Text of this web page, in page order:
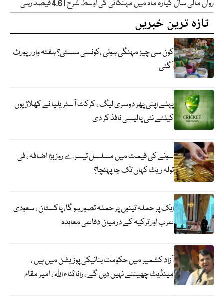
رواں مالی سال گیارہ ماہ میں مہنگائی کی اوسطً شرح 4.61 فیصد رہی
تازہ ترین خبریں
کون سی چیز مہنگی ہوئی ،کونسی سستی؟ ہفتہ وار رپورٹ
آگئی
پہلے اپنی پھر دوسری لیگ ، کرکٹ آسٹریلیا نے کھلاڑیوں
کیلئے نئی پالیسی نافذ کر دی
سونے کی قیمت میں مسلسل تیسرے روز بڑا اضافہ ، فی
تولہ ریٹ کہاں تک جا پہنچا؟
ایک پر حملہ تینوں پر حملہ تصور ہو گا، پاکستان ، سعودی
عرب اور ترکیہ کے درمیان دفاعی معاہدہ
آزاد کشمیر میں حکومت بنانیکی پوزیشن میں ہیں ،
مینڈیٹ چھیننے نہیں دیں گے ، رانا ثناء اللہ ، امیر مقام